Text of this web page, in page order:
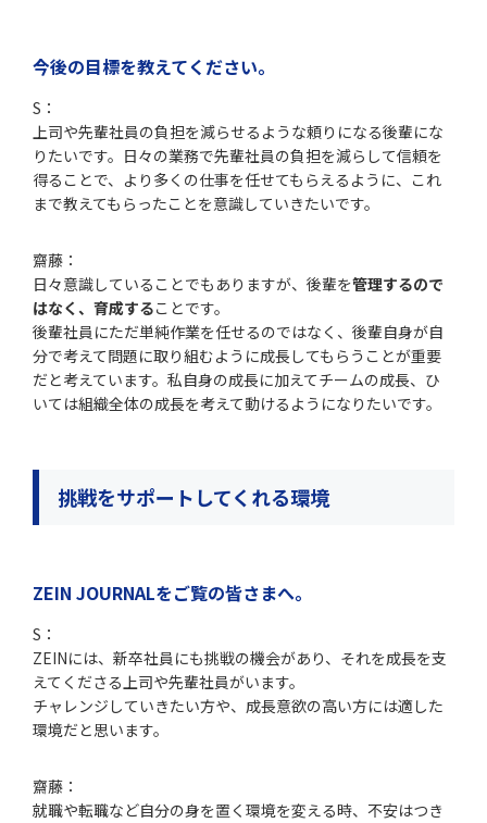
今後の目標を教えてください。
S：
上司や先輩社員の負担を減らせるような頼りになる後輩にな
りたいです。日々の業務で先輩社員の負担を減らして信頼を
得ることで、より多くの仕事を任せてもらえるように、これ
まで教えてもらったことを意識していきたいです。
齋藤：
日々意識していることでもありますが、後輩を管理するので
はなく、育成することです。
後輩社員にただ単純作業を任せるのではなく、後輩自身が自
分で考えて問題に取り組むように成長してもらうことが重要
だと考えています。私自身の成長に加えてチームの成長、ひ
いては組織全体の成長を考えて動けるようになりたいです。
挑戦をサポートしてくれる環境
ZEIN JOURNALをご覧の皆さまへ。
S：
ZEINには、新卒社員にも挑戦の機会があり、それを成長を支
えてくださる上司や先輩社員がいます。
チャレンジしていきたい方や、成長意欲の高い方には適した
環境だと思います。
齋藤：
就職や転職など自分の身を置く環境を変える時、不安はつき